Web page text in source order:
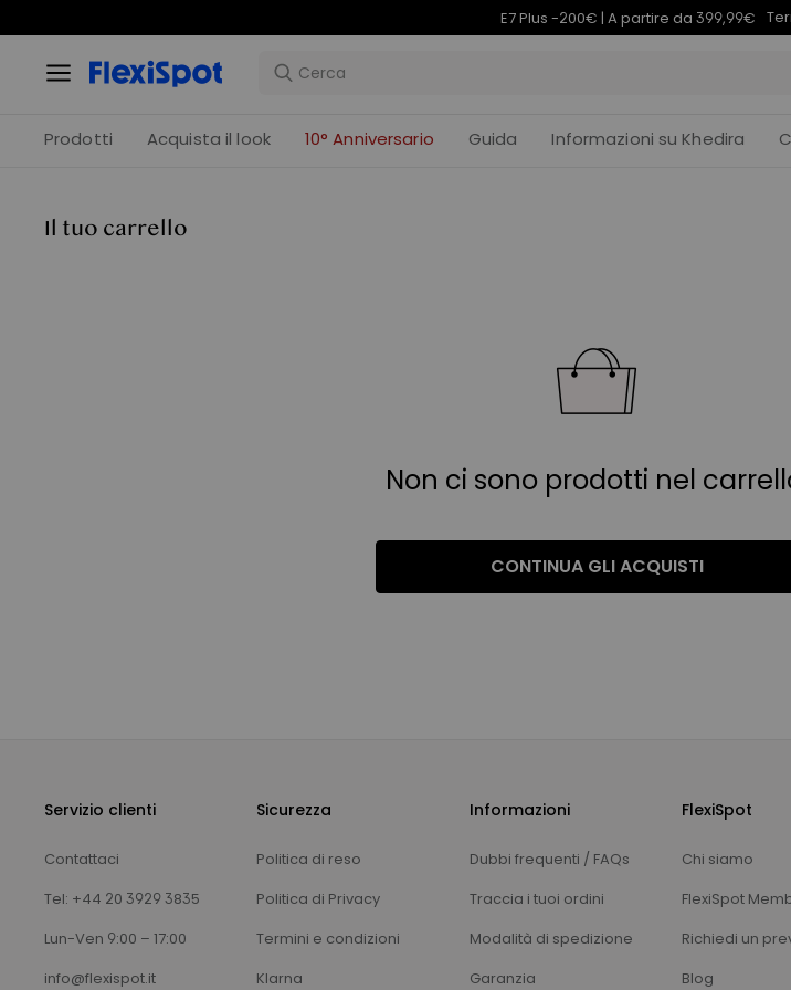
E7 Plus -200€ | A partire da 399,99€
Prodotti Acquista il look 10° Anniversario Guida Informazioni su Khedira
Il tuo carrello
Non ci sono prodotti nel
CONTINUA GLI ACQUISTI
Servizio clienti
Contattaci
Tel: +44 20 3929 3835
Lun-Ven 9:00 – 17:00
info@flexispot.it
Sicurezza
Politica di reso
Politica di Privacy
Termini e condizioni
Klarna
Informazioni
Dubbi frequenti / FAQs
Traccia i tuoi ordini
Modalità di spedizione
Garanzia
FlexiSpot
Chi siamo
FlexiSpot
Richiedi un
Blog